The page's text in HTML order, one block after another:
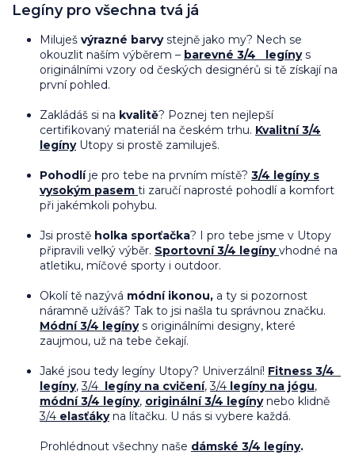
Legíny pro všechna tvá já
Miluješ výrazné barvystejně jako my? Nech se
okouzlit naším výběrem – barevné 3/4 legínys
originálními vzory od českých designérů si tě získají na
první pohled.
Zakládáš si na kvalitě? Poznej ten nejlepší
certifikovaný materiál na českém trhu. Kvalitní 3/4
legínyUtopy si prostě zamiluješ.
Pohodlíje pro tebe na prvním místě? 3/4 legíny s
vysokým pasem ti zaručí naprosté pohodlí a komfort
při jakémkoli pohybu.
Jsi prostě holka sporťačka? I pro tebe jsme v Utopy
připravili velký výběr. Sportovní 3/4 legínyvhodné na
atletiku, míčové sporty i outdoor.
Okolí tě nazývá módní ikonou, a ty si pozornost
náramně užíváš? Tak to jsi našla tu správnou značku.
Módní 3/4 legínys originálními designy, které
zaujmou, už na tebe čekají.
Jaké jsou tedy legíny Utopy? Univerzální! Fitness 3/4
legíny,3/4 legíny na cvičení,3/4 legíny na jógu,
módní 3/4 legíny, originální 3/4 legínynebo klidně
3/4 elasťákyna lítačku. U nás si vybere každá.
Prohlédnout všechny naše dámské 3/4 legíny.